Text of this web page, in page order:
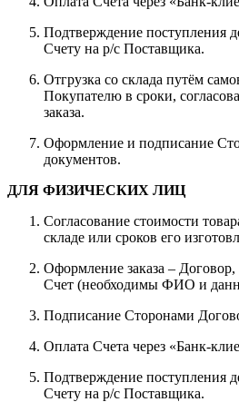
Подтверждение поступления
Счету на р/с Поставщика.
Отгрузка со склада путём
Покупателю в сроки,
заказа.
Оформление и подписание
документов.
ДЛЯ ФИЗИЧЕСКИХ ЛИЦ
Согласование стоимости
складе или сроков его
Оформление заказа –
Счет (необходимы ФИО и
Подписание Сторонами
Оплата Счета через «Банк-
Подтверждение поступления
Счету на р/с Поставщика.